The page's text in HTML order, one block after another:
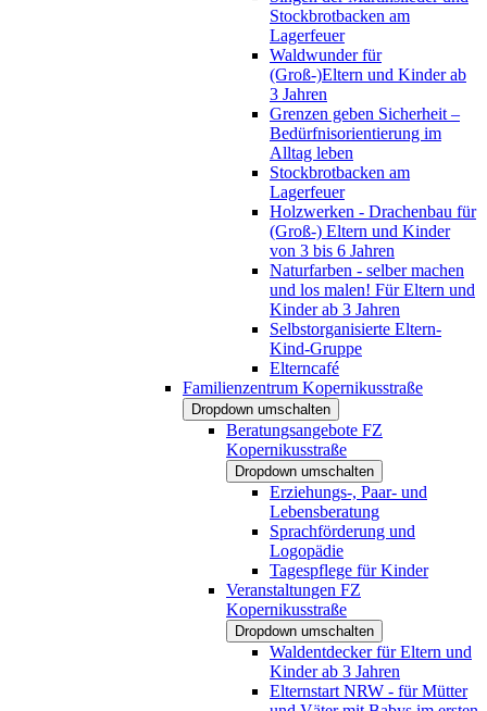
Stockbrotbacken am
Lagerfeuer
Waldwunder für
(Groß-)Eltern und Kinder ab
3 Jahren
Grenzen geben Sicherheit –
Bedürfnisorientierung im
Alltag leben
Stockbrotbacken am
Lagerfeuer
Holzwerken - Drachenbau für
(Groß-) Eltern und Kinder
von 3 bis 6 Jahren
Naturfarben - selber machen
und los malen! Für Eltern und
Kinder ab 3 Jahren
Selbstorganisierte Eltern-
Kind-Gruppe
Elterncafé
Familienzentrum Kopernikusstraße
Dropdown umschalten
Beratungsangebote FZ
Kopernikusstraße
Dropdown umschalten
Erziehungs-, Paar- und
Lebensberatung
Sprachförderung und
Logopädie
Tagespflege für Kinder
Veranstaltungen FZ
Kopernikusstraße
Dropdown umschalten
Waldentdecker für Eltern und
Kinder ab 3 Jahren
Elternstart NRW - für Mütter